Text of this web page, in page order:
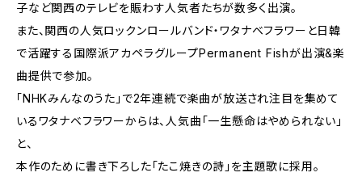
子など関西のテレビを賑わす人気者たちが数多く出演。
また、関西の人気ロックンロールバンド・ワタナベフラワーと日韓
で活躍する国際派アカペラグループPermanent Fishが出演&楽
曲提供で参加。
「NHKみんなのうた」で2年連続で楽曲が放送され注目を集めて
いるワタナベフラワーからは、人気曲「一生懸命はやめられない」
と、
本作のために書き下ろした「たこ焼きの詩」を主題歌に採用。